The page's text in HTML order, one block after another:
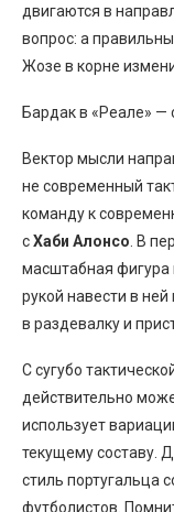
двигаются в
вопрос: а
Жозе в корне
Бардак в «Реале» —
Вектор мысли
не современный
команду к
сХаби Алонсо . В
масштабная фигура
рукой навести в ней
в раздевалку и
С сугубо
действительно
использует
текущему составу.
стиль португальца
футболистов.